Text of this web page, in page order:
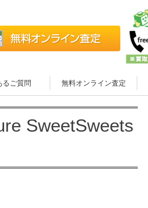
るご質問 無料オンライン査定
SweetSweets